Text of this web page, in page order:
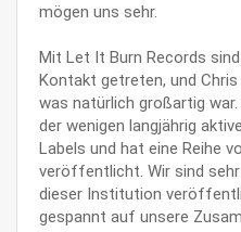
mögen uns sehr.
Mit Let It Burn Records
Kontakt getreten, und
was natürlich großartig
der wenigen langjährig
Labels und hat eine Reihe
veröffentlicht. Wir sind
dieser Institution
gespannt auf unsere